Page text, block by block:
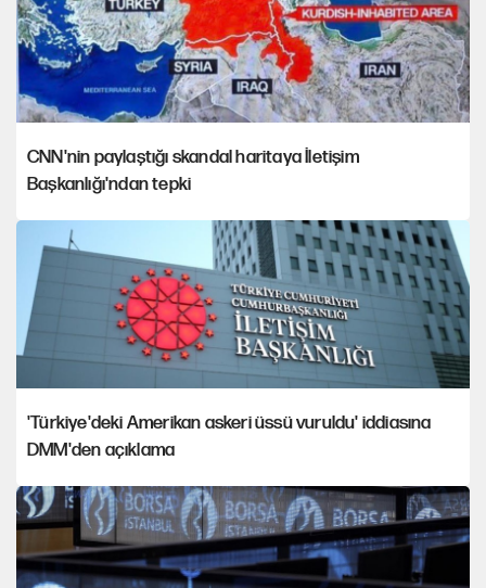
CNN'nin paylaştığı skandal haritaya İletişim
Başkanlığı'ndan tepki
'Türkiye'deki Amerikan askeri üssü vuruldu' iddiasına
DMM'den açıklama